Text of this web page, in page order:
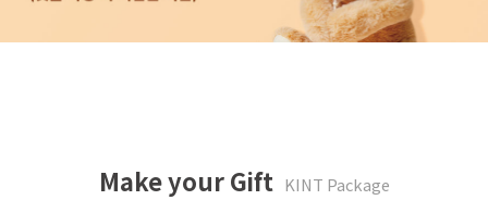
Make your Gift KINT Package